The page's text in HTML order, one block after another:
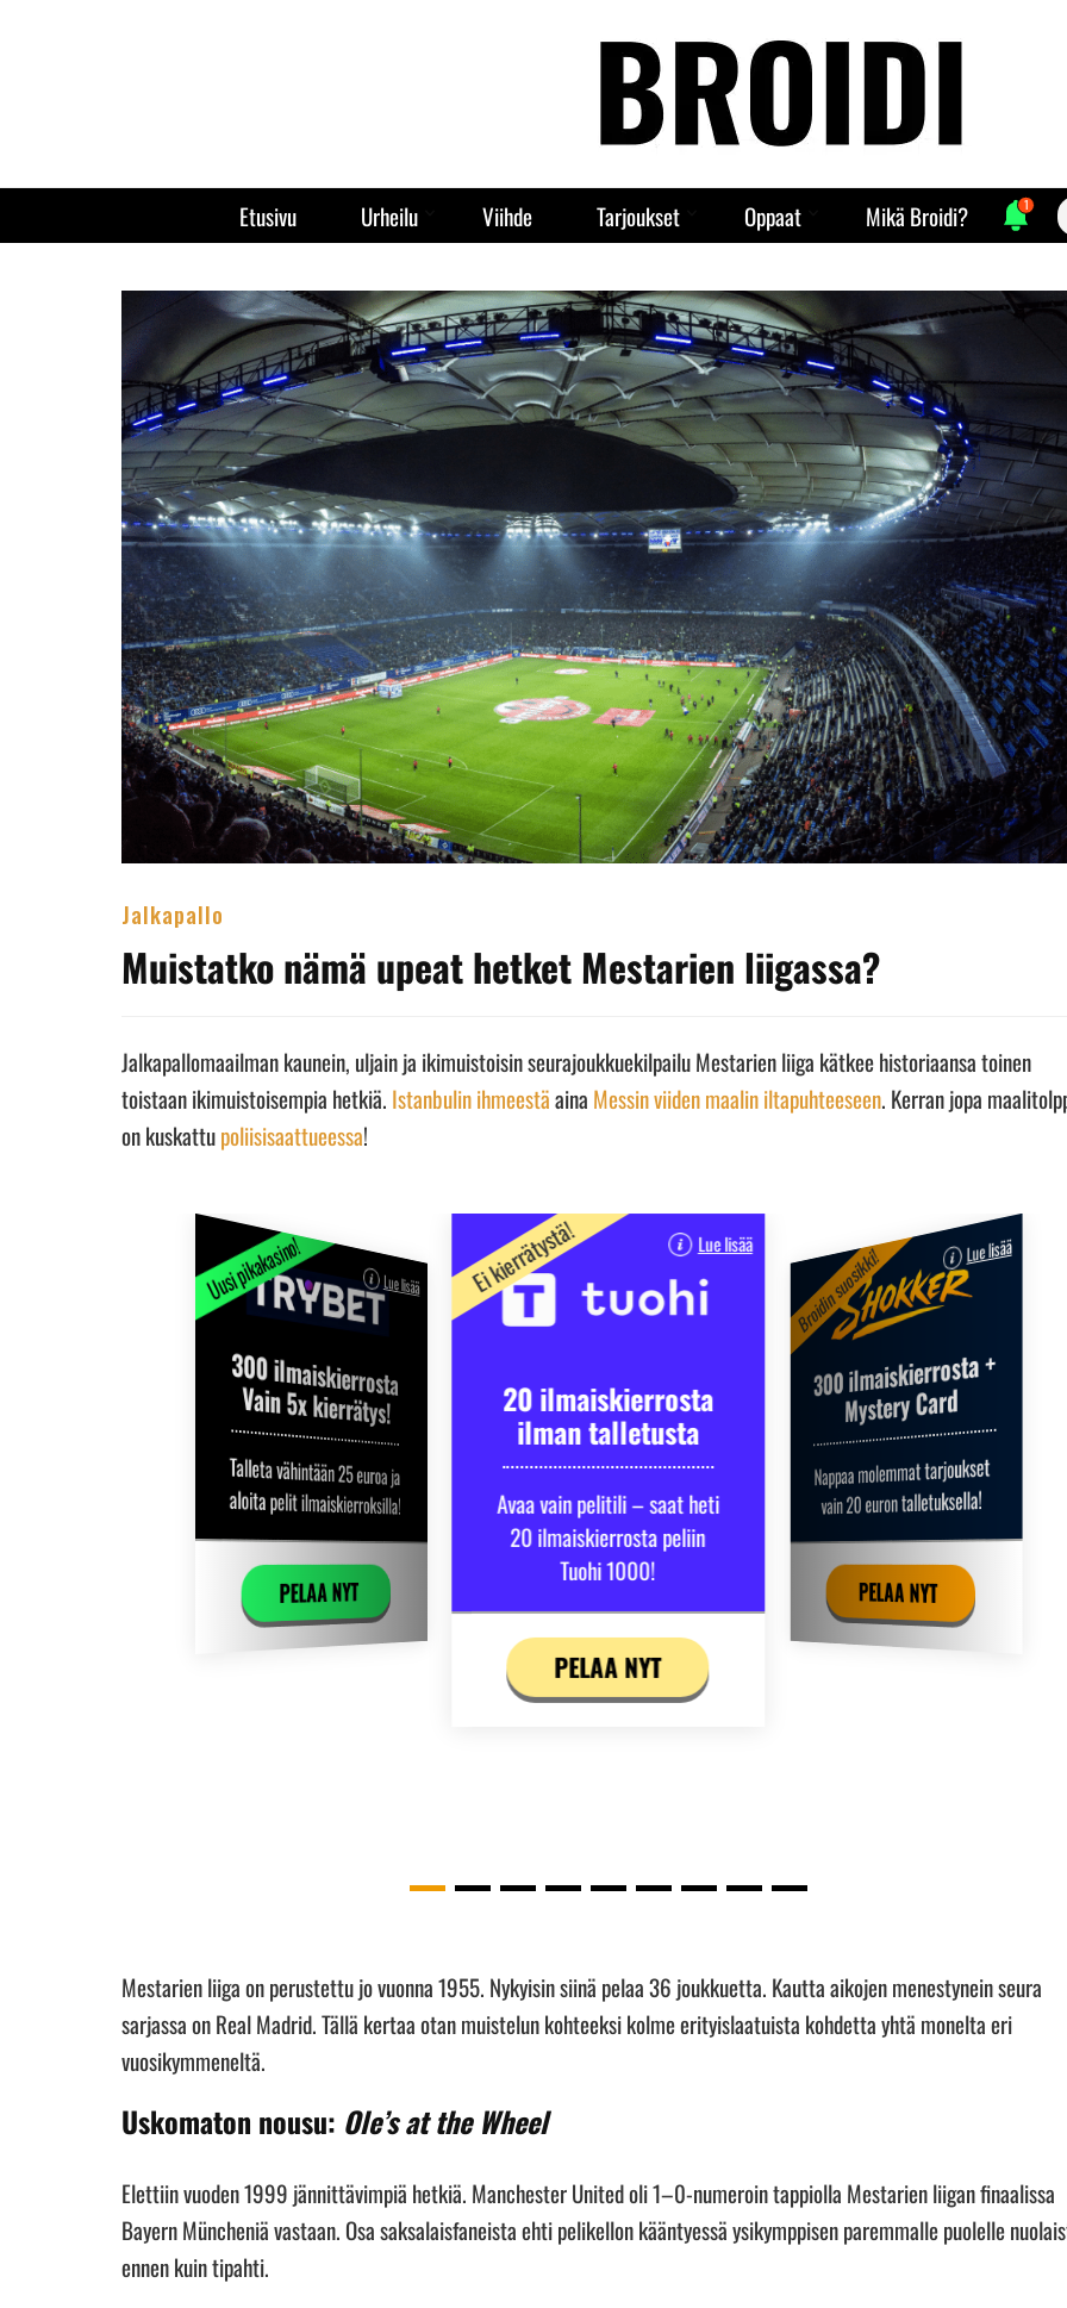
Etusivu Urheilu Viihde Tarjoukset Oppaat Mikä Broidi? 1
Jalkapallo
Muistatko nämä upeat hetket Mestarien liigassa?
Jalkapallomaailman kaunein, uljain ja ikimuistoisin seurajoukkuekilpailu Mestarien liiga kätkee historiaansa toinen
toistaan ikimuistoisempia hetkiä. Istanbulin ihmeestäaina Messin viiden maalin iltapuhteeseen. Kerran jopa
on kuskattupoliisisaattueessa!
Lue lisää
Uusi pikakasino!
300 ilmaiskierrosta
Vain 5x kierrätys!
Talleta vähintään 25 euroa ja
aloita pelit ilmaiskierroksilla!
PELAA NYT
Lue lisää
Ei kierrätystä!
20 ilmaiskierrosta
ilman talletusta
Avaa vain pelitili – saat heti
20 ilmaiskierrosta peliin
Tuohi 1000!
PELAA NYT
Lue lisää
Broidin suosikki!
300 ilmaiskierrosta +
Mystery Card
Nappaa molemmat tarjoukset
vain 20 euron talletuksella!
PELAA NYT
Mestarien liiga on perustettu jo vuonna 1955. Nykyisin siinä pelaa 36 joukkuetta. Kautta aikojen menestynein seura
sarjassa on Real Madrid. Tällä kertaa otan muistelun kohteeksi kolme erityislaatuista kohdetta yhtä monelta eri
vuosikymmeneltä.
Uskomaton nousu: Ole’s at the Wheel
Elettiin vuoden 1999 jännittävimpiä hetkiä. Manchester United oli 1–0-numeroin tappiolla Mestarien liigan finaalissa
Bayern Müncheniä vastaan. Osa saksalaisfaneista ehti pelikellon kääntyessä ysikymppisen paremmalle puolelle
ennen kuin tipahti.